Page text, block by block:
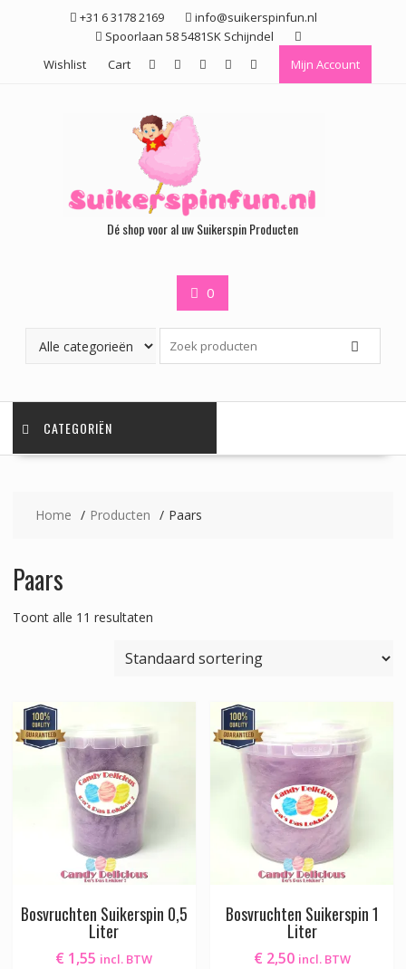
+31 6 3178 2169
info@suikerspinfun.nl
Spoorlaan 58 5481SK Schijndel
Wishlist
Cart Mijn Account
Dé shop voor al uw Suikerspin Producten
0
CATEGORIËN
Home Producten Paars
Paars
Toont alle 11 resultaten
Bosvruchten Suikerspin 0,5
Liter
€ 1,55 incl. BTW
Bosvruchten Suikerspin 1
Liter
€ 2,50 incl. BTW